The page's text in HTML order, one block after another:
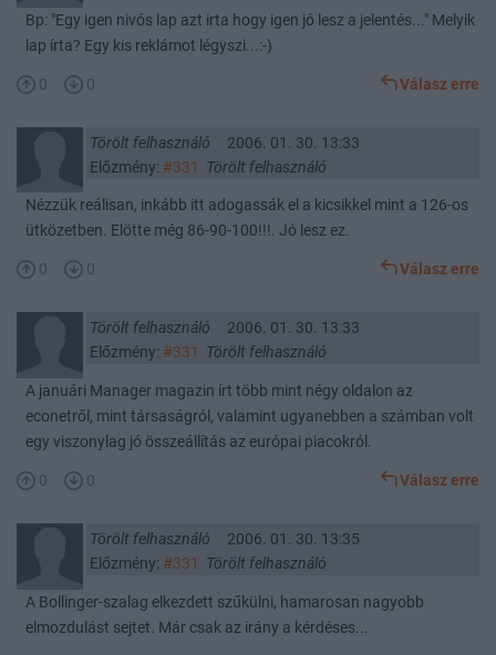
Bp: "Egy igen nivós lap azt irta hogy igen jó lesz a jelentés..." Melyik
lap írta? Egy kis reklámot légyszi...:-)
0 0 Válasz erre
Törölt felhasználó
2006. 01. 30. 13:33
Előzmény: #331 Törölt felhasználó
Nézzük reálisan, inkább itt adogassák el a kicsikkel mint a 126-os
ütközetben. Elötte még 86-90-100!!!. Jó lesz ez.
0 0 Válasz erre
Törölt felhasználó
2006. 01. 30. 13:33
Előzmény: #331 Törölt felhasználó
A januári Manager magazin írt több mint négy oldalon az
econetről, mint társaságról, valamint ugyanebben a számban volt
egy viszonylag jó összeállítás az európai piacokról.
0 0 Válasz erre
Törölt felhasználó
2006. 01. 30. 13:35
Előzmény: #331 Törölt felhasználó
A Bollinger-szalag elkezdett szűkülni, hamarosan nagyobb
elmozdulást sejtet. Már csak az irány a kérdéses...